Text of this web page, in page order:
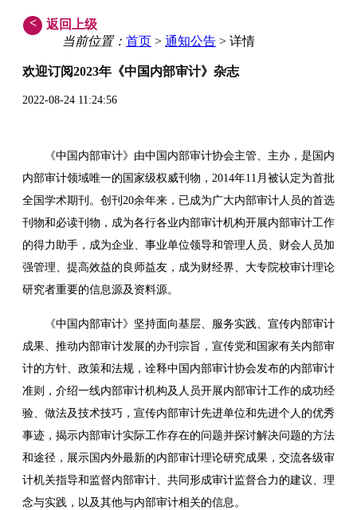
<
返回上级
当前位置： 首页 > 通知公告 > 详情
欢迎订阅2023年《中国内部审计》杂志
2022-08-24 11:24:56
《中国内部审计》由中国内部审计协会主管、主办，是国内
内部审计领域唯一的国家级权威刊物，2014年11月被认定为首批
全国学术期刊。创刊20余年来，已成为广大内部审计人员的首选
刊物和必读刊物，成为各行各业内部审计机构开展内部审计工作
的得力助手，成为企业、事业单位领导和管理人员、财会人员加
强管理、提高效益的良师益友，成为财经界、大专院校审计理论
研究者重要的信息源及资料源。
《中国内部审计》坚持面向基层、服务实践、宣传内部审计
成果、推动内部审计发展的办刊宗旨，宣传党和国家有关内部审
计的方针、政策和法规，诠释中国内部审计协会发布的内部审计
准则，介绍一线内部审计机构及人员开展内部审计工作的成功经
验、做法及技术技巧，宣传内部审计先进单位和先进个人的优秀
事迹，揭示内部审计实际工作存在的问题并探讨解决问题的方法
和途径，展示国内外最新的内部审计理论研究成果，交流各级审
计机关指导和监督内部审计、共同形成审计监督合力的建议、理
念与实践，以及其他与内部审计相关的信息。